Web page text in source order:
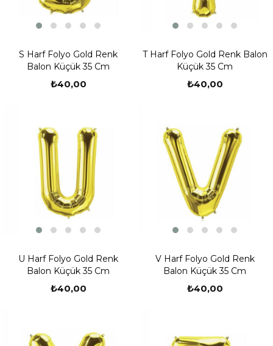
S Harf Folyo Gold Renk
Balon Küçük 35 Cm
₺40,00
T Harf Folyo Gold Renk Balon
Küçük 35 Cm
₺40,00
U Harf Folyo Gold Renk
Balon Küçük 35 Cm
₺40,00
V Harf Folyo Gold Renk
Balon Küçük 35 Cm
₺40,00